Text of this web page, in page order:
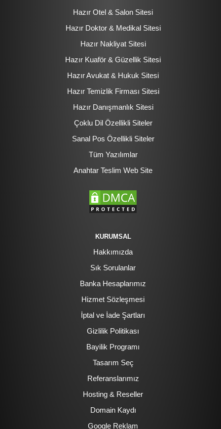
Hazır Otel & Salon Sitesi
Hazır Doktor & Medikal Sitesi
Hazır Nakliyat Sitesi
Hazır Kuaför & Güzellik Sitesi
Hazır Avukat & Hukuk Sitesi
Hazır Temizlik Firması Sitesi
Hazır Danışmanlık Sitesi
Çoklu Dil Özellikli Siteler
Sanal Pos Özellikli Siteler
Tüm Yazılımlar
Anahtar Teslim Web Site
KURUMSAL
Hakkımızda
Sık Sorulanlar
Banka Hesaplarımız
Hizmet Sözleşmesi
İptal ve İade Şartları
Gizlilik Politikası
Bayilik Programı
Tasarım Seç
Referanslarımız
Hosting & Reseller
Domain Kaydı
Google Reklam